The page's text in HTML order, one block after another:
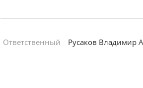
Ответственный Русаков Владимир